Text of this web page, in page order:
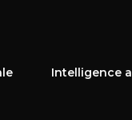
Intelligence